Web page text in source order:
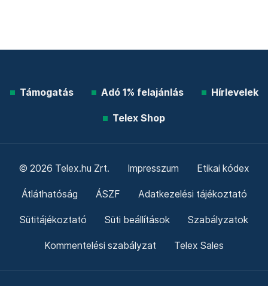
Támogatás Adó 1% felajánlás Hírlevelek
Telex Shop
© 2026 Telex.hu Zrt. Impresszum Etikai kódex
Átláthatóság ÁSZF Adatkezelési tájékoztató
Sütitájékoztató Süti beállítások Szabályzatok
Kommentelési szabályzat Telex Sales